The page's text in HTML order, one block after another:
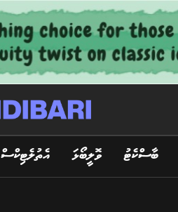
ބާސްކެޓު ވޮލީބޯޅަ އެތުލެޓިކްސް